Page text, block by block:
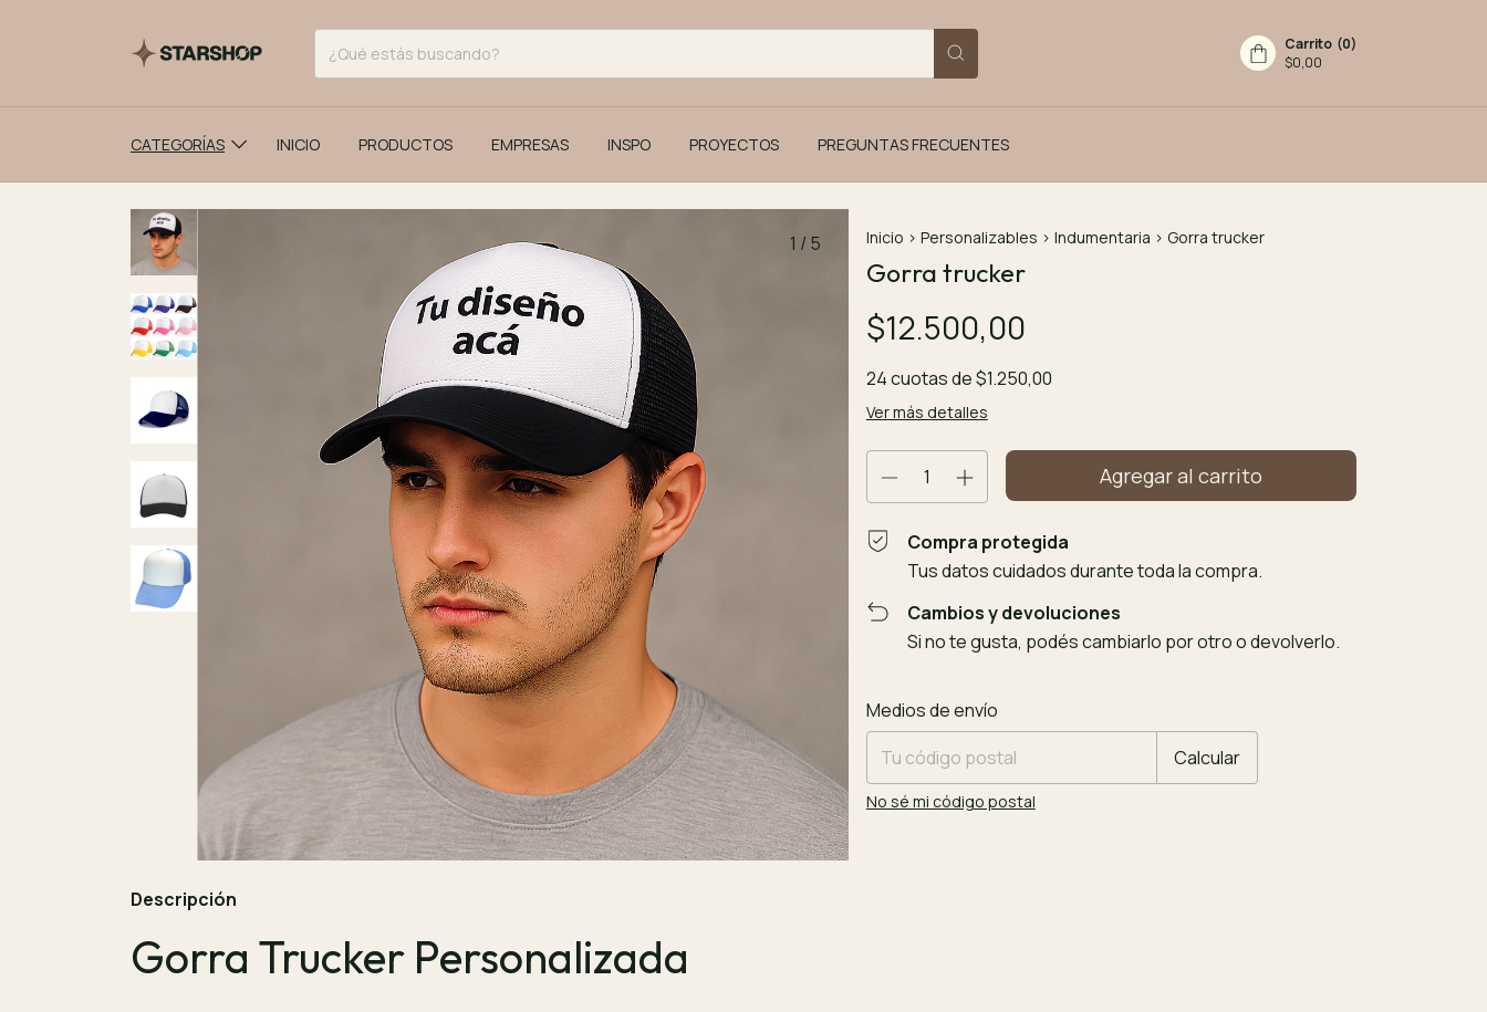
Carrito (0)
$0,00
CATEGORÍAS INICIO PRODUCTOS EMPRESAS INSPO PROYECTOS PREGUNTAS FRECUENTES
1 / 5 Inicio > Personalizables > Indumentaria > Gorra trucker
Gorra trucker
$12.500,00
24cuotas de$1.250,00
Ver más detalles
Compra protegida
Tus datos cuidados durante toda la compra.
Cambios y devoluciones
Si no te gusta, podés cambiarlo por otro o devolverlo.
Entregas para el CP:
Medios de envío
Calcular
No sé mi código postal
Descripción
Gorra Trucker Personalizada